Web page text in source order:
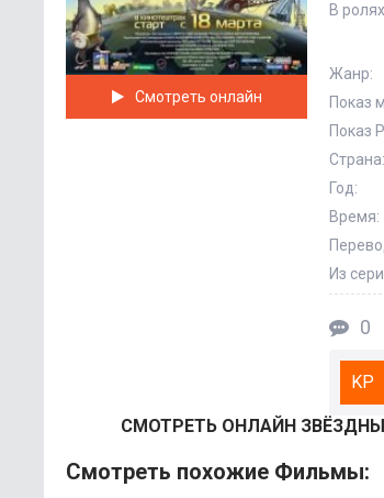
Смотреть онлайн
В
Жанр:
Показ
Показ
Страна:
Год:
Время:
Из
0
СМОТРEТЬ ОНЛАЙН
Смотреть похожие Фильмы: